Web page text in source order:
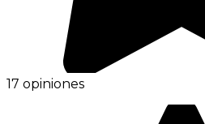
17 opiniones